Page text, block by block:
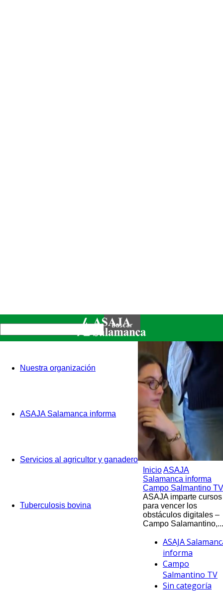
Nuestra organización
ASAJA Salamanca informa
Servicios al agricultor y ganadero
Tuberculosis bovina
InicioASAJA
Salamanca informa
Campo Salmantino TV
ASAJA imparte cursos
para vencer los
obstáculos digitales –
Campo Salamantino,...
ASAJA
informa
Campo
Salmantino TV
Sin categoría